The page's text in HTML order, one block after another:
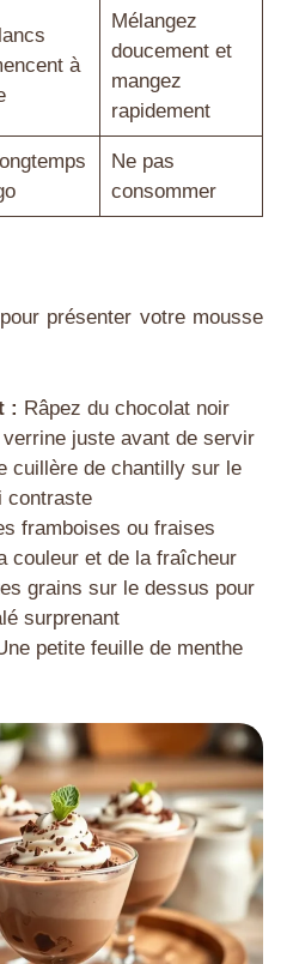
à
Mélangez
doucement et
mangez
rapidement
Ne pas
consommer
présenter votre mousse
: Râpez du chocolat noir
juste avant de servir
cuillère de chantilly sur le
contraste
framboises ou fraises
couleur et de la fraîcheur
grains sur le dessus pour
surprenant
petite feuille de menthe